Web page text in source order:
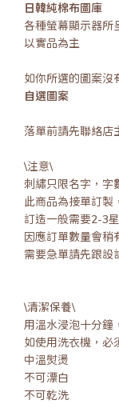
日韓純棉布圖庫
各種螢幕顯示器所
以實品為主
如你所選的圖案沒
自選圖案
落單前請先聯絡店
\注意\
刺繡只限名字，字
此商品為接單訂製
訂造一般需要2-3
因應訂單數量會稍
需要急單請先跟設
\清潔保養\
用溫水浸泡十分鐘
如使用洗衣機，必
中溫熨燙
不可漂白
不可乾洗